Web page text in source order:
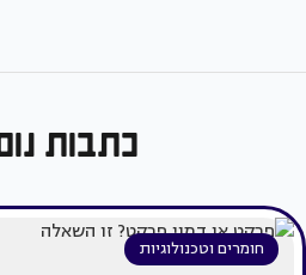
כתבות
חומרים וטכנולוגיות